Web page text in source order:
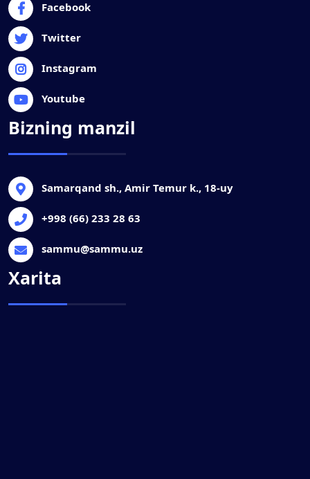
Facebook
Twitter
Instagram
Youtube
Bizning manzil
Samarqand sh., Amir Temur k., 18-uy
+998 (66) 233 28 63
sammu@sammu.uz
Xarita